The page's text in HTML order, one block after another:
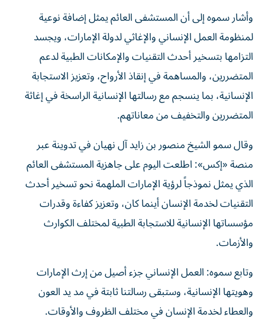
وأشار سموه إلى أن المستشفى العائم يمثل إضافة نوعية
لمنظومة العمل الإنساني والإغاثي لدولة الإمارات، ويجسد
التزامها بتسخير أحدث التقنيات والإمكانات الطبية لدعم
المتضررين، والمساهمة في إنقاذ الأرواح، وتعزيز الاستجابة
الإنسانية، بما ينسجم مع رسالتها الإنسانية الراسخة في إغاثة
المتضررين والتخفيف من معاناتهم.
وقال سمو الشيخ منصور بن زايد آل نهيان في تدوينة عبر
منصة «إكس»: اطلعت اليوم على جاهزية المستشفى العائم
الذي يمثل نموذجاً لرؤية الإمارات الملهمة نحو تسخير أحدث
التقنيات لخدمة الإنسان أينما كان، وتعزيز كفاءة وقدرات
مؤسساتها الإنسانية للاستجابة الطبية لمختلف الكوارث
والأزمات.
وتابع سموه: العمل الإنساني جزء أصيل من إرث الإمارات
وهويتها الإنسانية، وستبقى رسالتنا ثابتة في مد يد العون
والعطاء لخدمة الإنسان في مختلف الظروف والأوقات.